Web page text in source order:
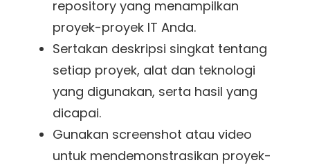
repository yang menampilkan
proyek-proyek IT Anda.
Sertakan deskripsi singkat tentang
setiap proyek, alat dan teknologi
yang digunakan, serta hasil yang
dicapai.
Gunakan screenshot atau video
untuk mendemonstrasikan proyek-